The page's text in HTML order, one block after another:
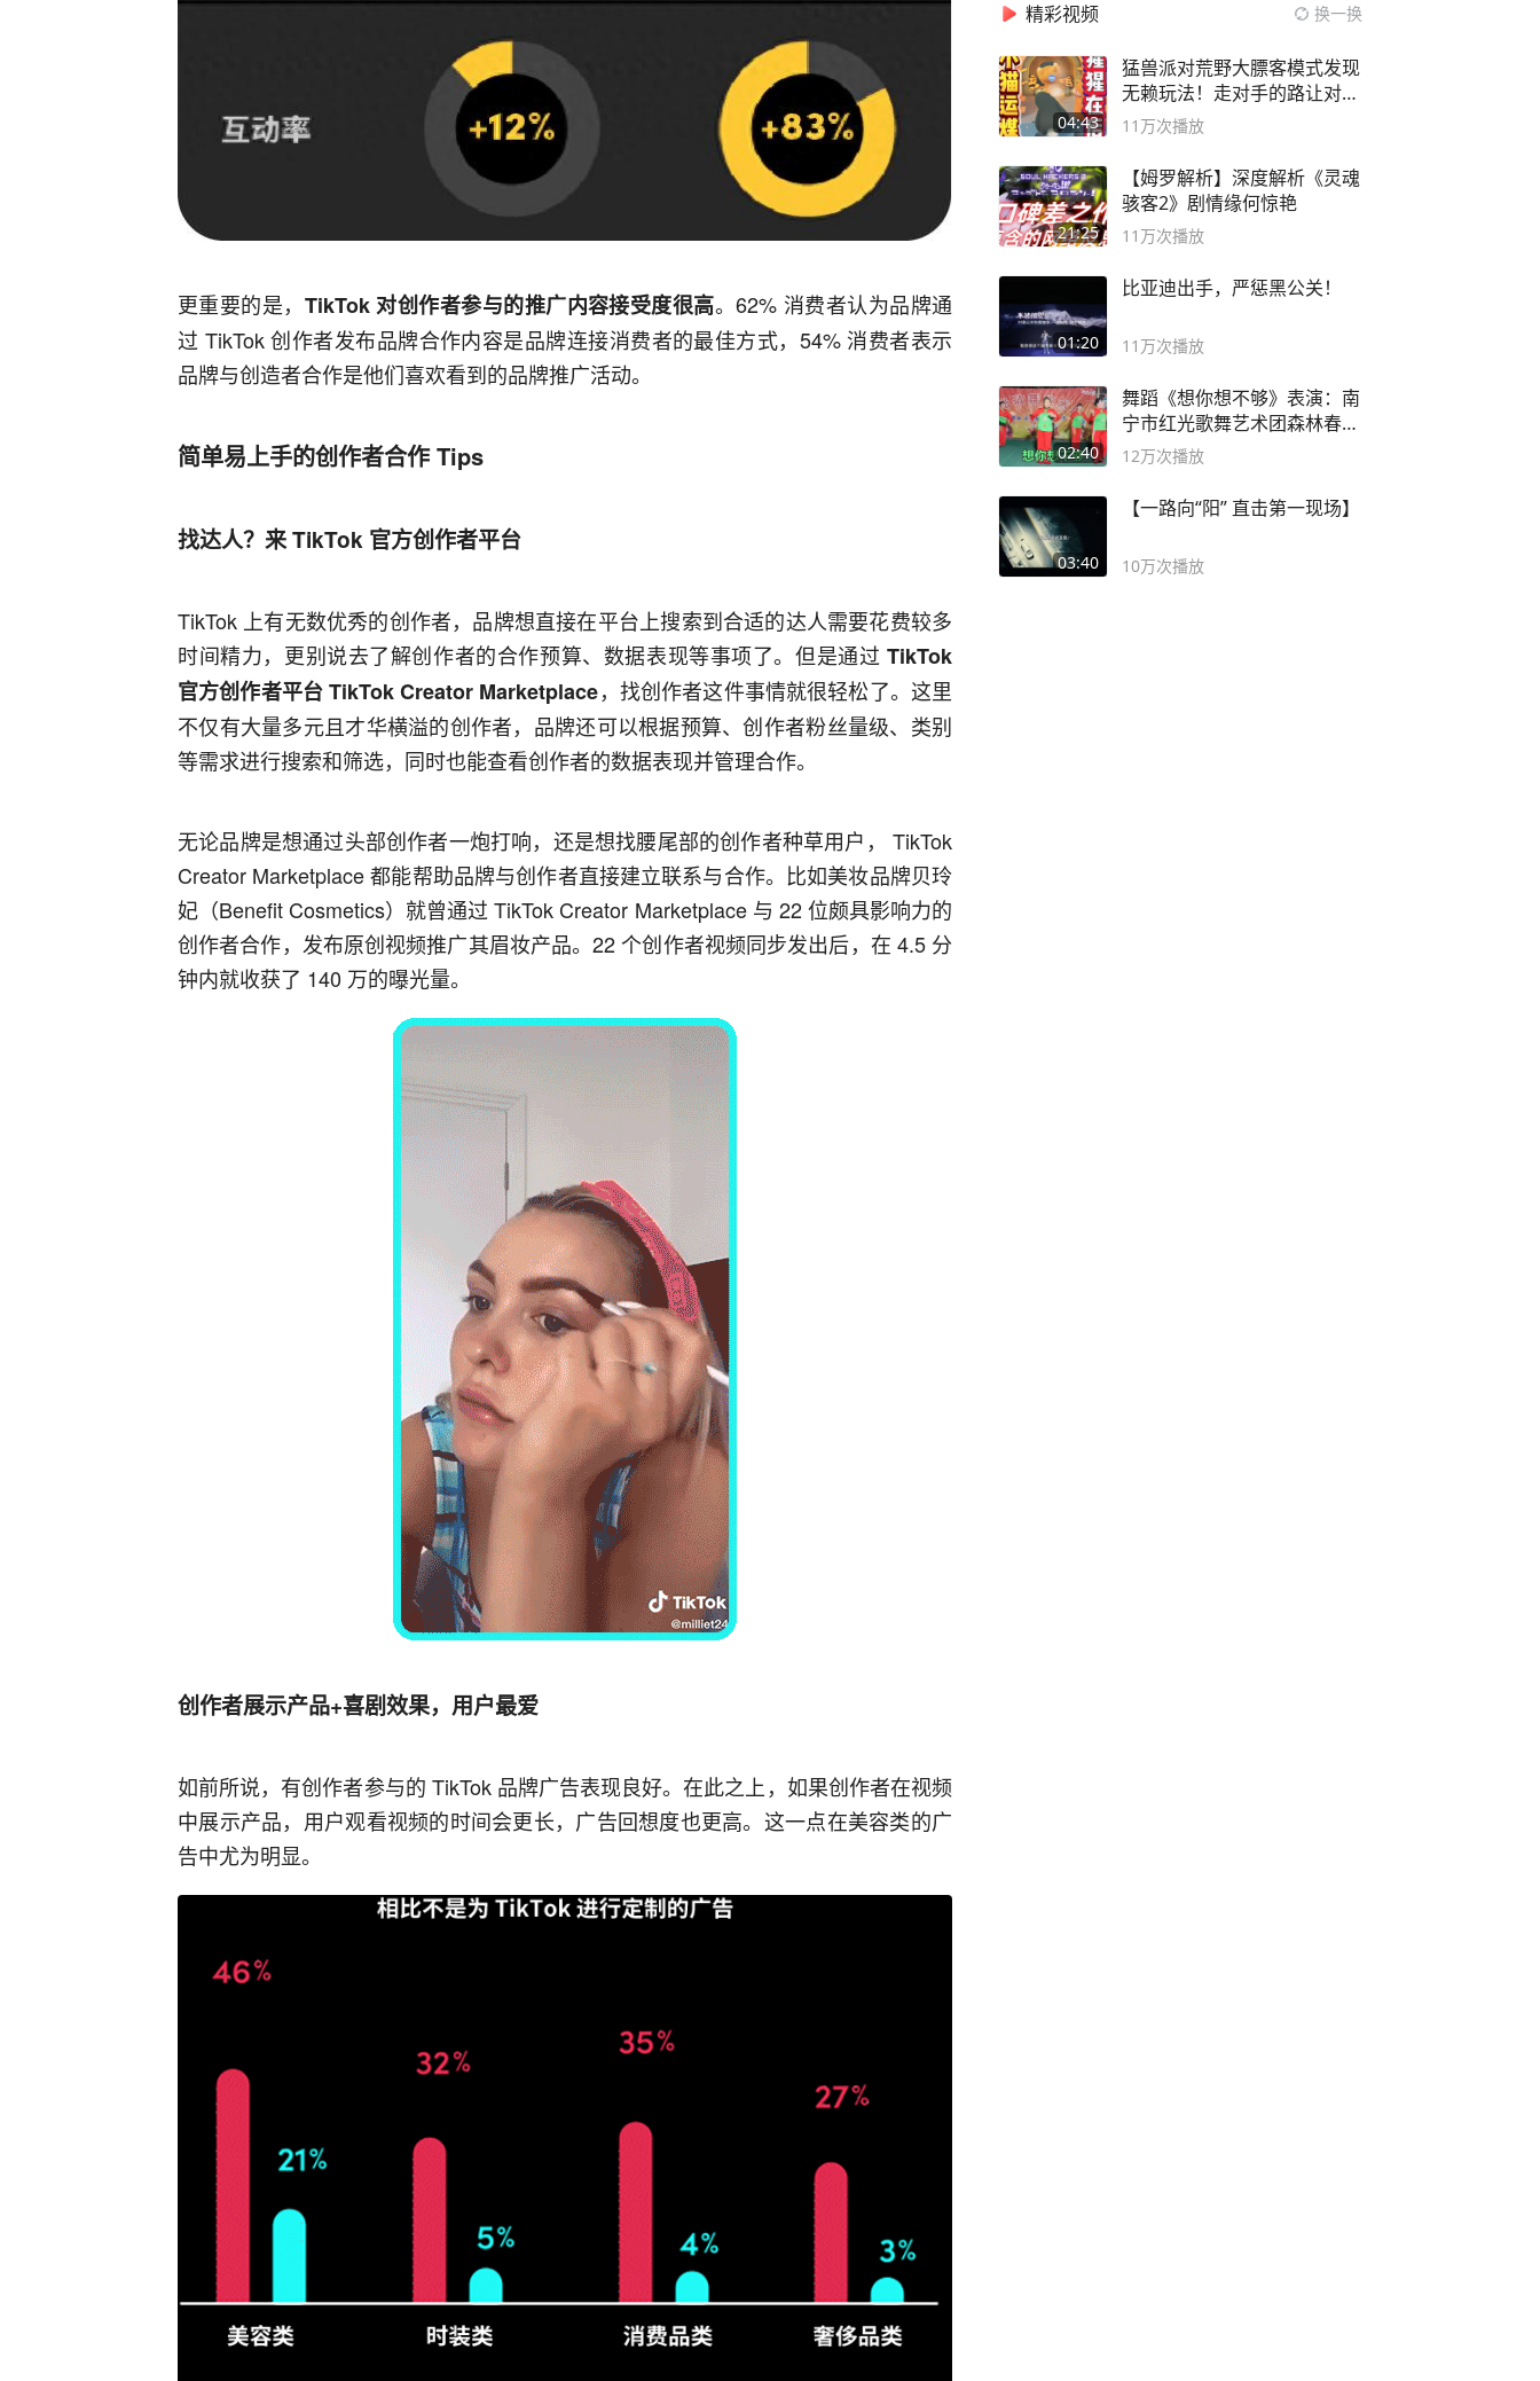
更重要的是， TikTok 对创作者参与的推广内容接受度很高。62% 消费者认为品牌通
过 TikTok 创作者发布品牌合作内容是品牌连接消费者的最佳方式，54% 消费者表示
品牌与创造者合作是他们喜欢看到的品牌推广活动。
简单易上手的创作者合作 Tips
找达人？来 TikTok 官方创作者平台
TikTok 上有无数优秀的创作者，品牌想直接在平台上搜索到合适的达人需要花费较多
时间精力，更别说去了解创作者的合作预算、数据表现等事项了。但是通过 TikTok
官方创作者平台 TikTok Creator Marketplace，找创作者这件事情就很轻松了。这里
不仅有大量多元且才华横溢的创作者，品牌还可以根据预算、创作者粉丝量级、类别
等需求进行搜索和筛选，同时也能查看创作者的数据表现并管理合作。
无论品牌是想通过头部创作者一炮打响，还是想找腰尾部的创作者种草用户， TikTok
Creator Marketplace 都能帮助品牌与创作者直接建立联系与合作。比如美妆品牌贝玲
妃（Benefit Cosmetics）就曾通过 TikTok Creator Marketplace 与 22 位颇具影响力的
创作者合作，发布原创视频推广其眉妆产品。22 个创作者视频同步发出后，在 4.5 分
钟内就收获了 140 万的曝光量。
创作者展示产品+喜剧效果，用户最爱
如前所说，有创作者参与的 TikTok 品牌广告表现良好。在此之上，如果创作者在视频
中展示产品，用户观看视频的时间会更长，广告回想度也更高。这一点在美容类的广
告中尤为明显。
精彩视频 换一换
04:43
猛兽派对荒野大膘客模式发现
无赖玩法！走对手的路让对手
无路可走
11万次播放
21:25
【姆罗解析】深度解析《灵魂
骇客2》剧情缘何惊艳
11万次播放
01:20
比亚迪出手，严惩黑公关！
11万次播放
02:40
舞蹈《想你想不够》表演：南
宁市红光歌舞艺术团森林春红
舞蹈队。
12万次播放
03:40
【一路向“阳” 直击第一现场】
10万次播放